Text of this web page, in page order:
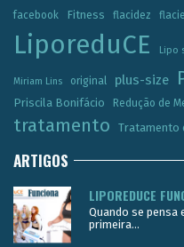
facebook Fitness flacidez
LiporeduCE Lipo
Miriam Lins original plus-size
Priscila Bonifácio
Redução de
tratamento Tratamento
ARTIGOS
LIPOREDUCE
Quando se
primeira...